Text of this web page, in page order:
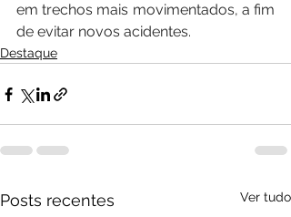
em trechos mais movimentados, a fim
de evitar novos acidentes.
Destaque
Posts recentes Ver tudo